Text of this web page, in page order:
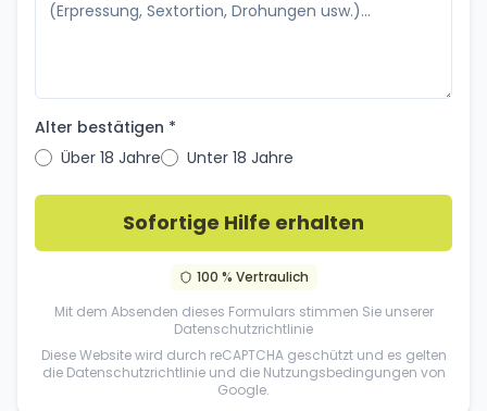
Alter bestätigen *
Über 18 Jahre
Unter 18 Jahre
Sofortige Hilfe erhalten
100 % Vertraulich
Mit dem Absenden dieses Formulars stimmen Sie unserer
Datenschutzrichtlinie
Diese Website wird durch reCAPTCHA geschützt und es gelten
die Datenschutzrichtlinie und die Nutzungsbedingungen von
Google.